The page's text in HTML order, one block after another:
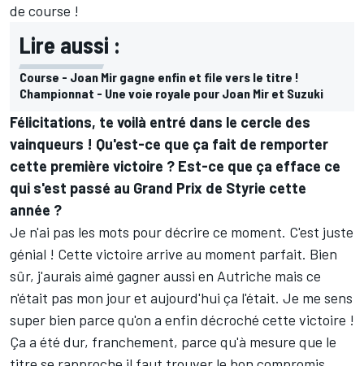
de course !
Lire aussi :
Course - Joan Mir gagne enfin et file vers le titre !
Championnat - Une voie royale pour Joan Mir et Suzuki
Félicitations, te voilà entré dans le cercle des
vainqueurs ! Qu'est-ce que ça fait de remporter
cette première victoire ? Est-ce que ça efface ce
qui s'est passé au Grand Prix de Styrie cette
année ?
Je n'ai pas les mots pour décrire ce moment. C'est juste
génial ! Cette victoire arrive au moment parfait. Bien
sûr, j'aurais aimé gagner aussi en Autriche mais ce
n'était pas mon jour et aujourd'hui ça l'était. Je me sens
super bien parce qu'on a enfin décroché cette victoire !
Ça a été dur, franchement, parce qu'à mesure que le